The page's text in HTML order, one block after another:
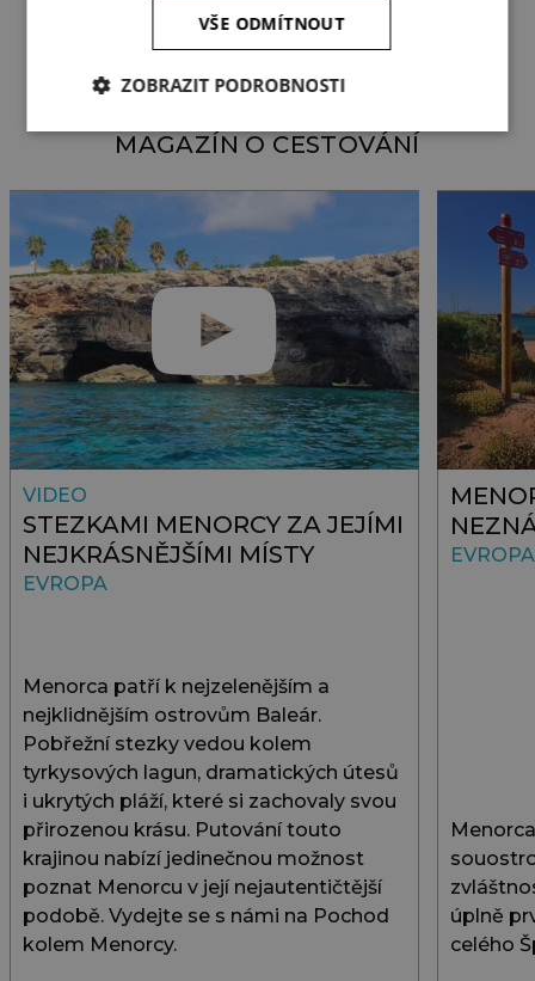
VŠECHNY ZÁJEZDY
MAGAZÍN O CESTOVÁNÍ
VIDEO
STEZKAMI MENORCY ZA JEJÍMI
NEJKRÁSNĚJŠÍMI MÍSTY
EVROPA
Menorca patří k nejzelenějším a
nejklidnějším ostrovům Baleár.
Pobřežní stezky vedou kolem
tyrkysových lagun, dramatických útesů
i ukrytých pláží, které si zachovaly svou
přirozenou krásu. Putování touto
krajinou nabízí jedinečnou možnost
poznat Menorcu v její nejautentičtější
podobě. Vydejte se s námi na Pochod
kolem Menorcy.
EVROPA
úplně
celého
VŠE ODMÍTNOUT
ZOBRAZIT PODROBNOSTI